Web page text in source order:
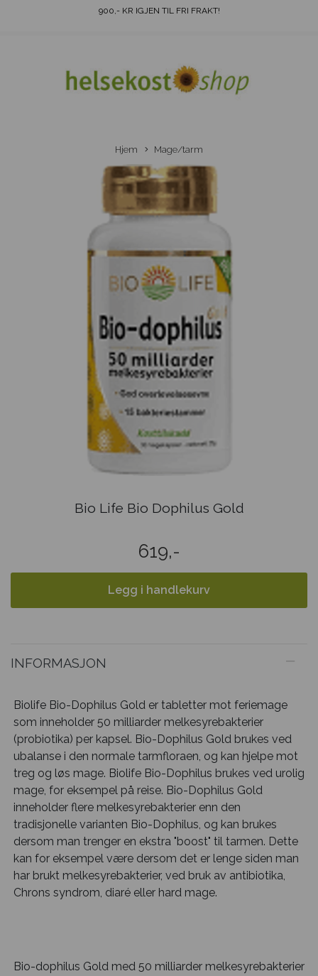
900,- KR IGJEN TIL FRI FRAKT!
Hjem Mage/tarm
Bio Life Bio Dophilus Gold
619,-
Legg i handlekurv
INFORMASJON
Biolife Bio-Dophilus Gold er tabletter mot feriemage
som inneholder 50 milliarder melkesyrebakterier
(probiotika) per kapsel. Bio-Dophilus Gold brukes ved
ubalanse i den normale tarmfloraen, og kan hjelpe mot
treg og løs mage. Biolife Bio-Dophilus brukes ved urolig
mage, for eksempel på reise. Bio-Dophilus Gold
inneholder flere melkesyrebakterier enn den
tradisjonelle varianten Bio-Dophilus, og kan brukes
dersom man trenger en ekstra "boost" til tarmen. Dette
kan for eksempel være dersom det er lenge siden man
har brukt melkesyrebakterier, ved bruk av antibiotika,
Chrons syndrom, diaré eller hard mage.
Bio-dophilus Gold med 50 milliarder melkesyrebakterier